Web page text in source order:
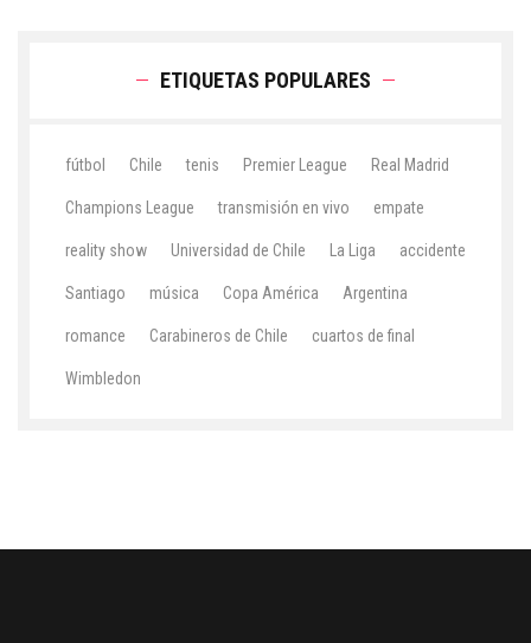
ETIQUETAS POPULARES
fútbol Chile tenis Premier League Real Madrid
Champions League transmisión en vivo empate
reality show Universidad de Chile La Liga accidente
Santiago música Copa América Argentina
romance Carabineros de Chile cuartos de final
Wimbledon